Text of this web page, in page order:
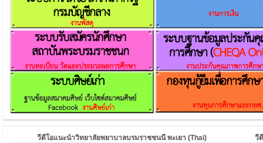
วีดีโอแนะนำวิทยาลัยพยาบาลบรมราชชนนี พะเยา (Thai) วี